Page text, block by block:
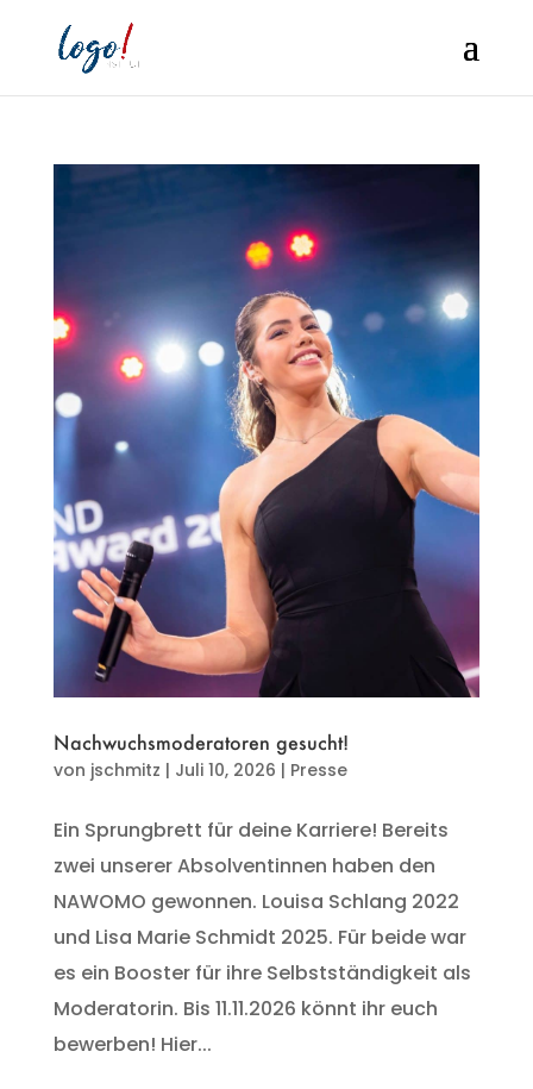
Nachwuchsmoderatoren gesucht!
von jschmitz | Juli 10, 2026 | Presse
Ein Sprungbrett für deine Karriere! Bereits
zwei unserer Absolventinnen haben den
NAWOMO gewonnen. Louisa Schlang 2022
und Lisa Marie Schmidt 2025. Für beide war
es ein Booster für ihre Selbstständigkeit als
Moderatorin. Bis 11.11.2026 könnt ihr euch
bewerben! Hier...